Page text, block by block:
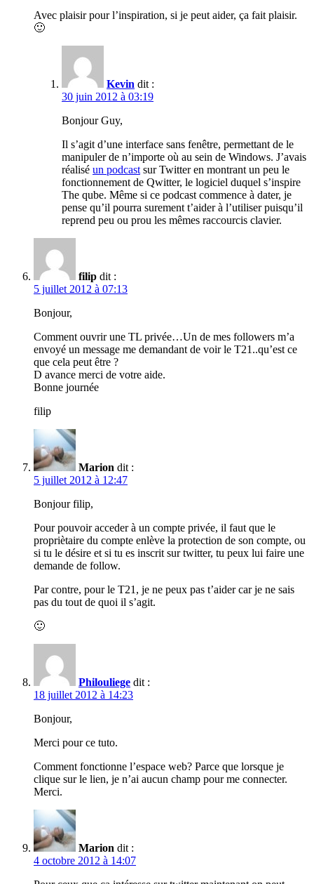
Avec plaisir pour l’inspiration, si je peut aider, ça fait plaisir.
🙂
Kevin dit :
30 juin 2012 à 03:19
Bonjour Guy,
Il s’agit d’une interface sans fenêtre, permettant de le
manipuler de n’importe où au sein de Windows. J’avais
réalisé un podcast sur Twitter en montrant un peu le
fonctionnement de Qwitter, le logiciel duquel s’inspire
The qube. Même si ce podcast commence à dater, je
pense qu’il pourra surement t’aider à l’utiliser puisqu’il
reprend peu ou prou les mêmes raccourcis clavier.
filip dit :
5 juillet 2012 à 07:13
Bonjour,
Comment ouvrir une TL privée…Un de mes followers m’a
envoyé un message me demandant de voir le T21..qu’est ce
que cela peut être ?
D avance merci de votre aide.
Bonne journée
filip
Marion dit :
5 juillet 2012 à 12:47
Bonjour filip,
Pour pouvoir acceder à un compte privée, il faut que le
propriètaire du compte enlève la protection de son compte, ou
si tu le désire et si tu es inscrit sur twitter, tu peux lui faire une
demande de follow.
Par contre, pour le T21, je ne peux pas t’aider car je ne sais
pas du tout de quoi il s’agit.
🙂
Philouliege dit :
18 juillet 2012 à 14:23
Bonjour,
Merci pour ce tuto.
Comment fonctionne l’espace web? Parce que lorsque je
clique sur le lien, je n’ai aucun champ pour me connecter.
Merci.
Marion dit :
4 octobre 2012 à 14:07